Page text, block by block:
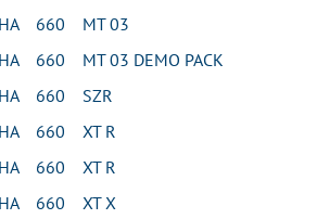
660 MT 03
660 MT 03 DEMO PACK
660 SZR
660 XT R
660 XT R
660 XT X